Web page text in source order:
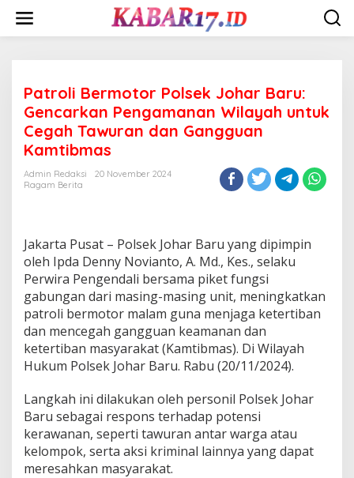
content
Patroli Bermotor Polsek Johar Baru:
Gencarkan Pengamanan Wilayah untuk
Cegah Tawuran dan Gangguan
Kamtibmas
Admin Redaksi
20 November 2024
Ragam Berita
Jakarta Pusat – Polsek Johar Baru yang dipimpin
oleh Ipda Denny Novianto, A. Md., Kes., selaku
Perwira Pengendali bersama piket fungsi
gabungan dari masing-masing unit, meningkatkan
patroli bermotor malam guna menjaga ketertiban
dan mencegah gangguan keamanan dan
ketertiban masyarakat (Kamtibmas). Di Wilayah
Hukum Polsek Johar Baru. Rabu (20/11/2024).
Langkah ini dilakukan oleh personil Polsek Johar
Baru sebagai respons terhadap potensi
kerawanan, seperti tawuran antar warga atau
kelompok, serta aksi kriminal lainnya yang dapat
meresahkan masyarakat.